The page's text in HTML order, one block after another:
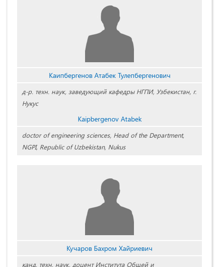
Каипбергенов Атабек Тулепбергенович
д-р. техн. наук, заведующий кафедры НГПИ, Узбекистан, г.
Нукус
Kaipbergenov Atabek
doctor of engineering sciences, Head of the Department,
NGPI, Republic of Uzbekistan, Nukus
Кучаров Бахром Хайриевич
канд. техн. наук, доцент Института Общей и